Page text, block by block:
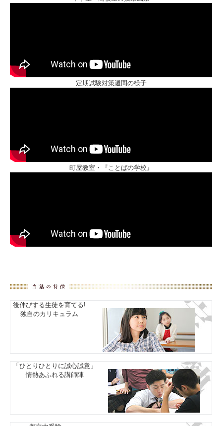
定期試験対策週間の様子
町屋教室・『ことばの学校』
後伸びする生徒を育てる!
独自のカリキュラム
「ひとりひとりに誠心誠意」
情熱あふれる講師陣